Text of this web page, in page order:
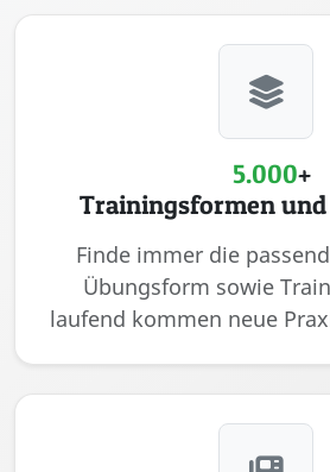
5.000+
Trainingsformen
Finde immer die
Übungsform sowie
laufend kommen neue